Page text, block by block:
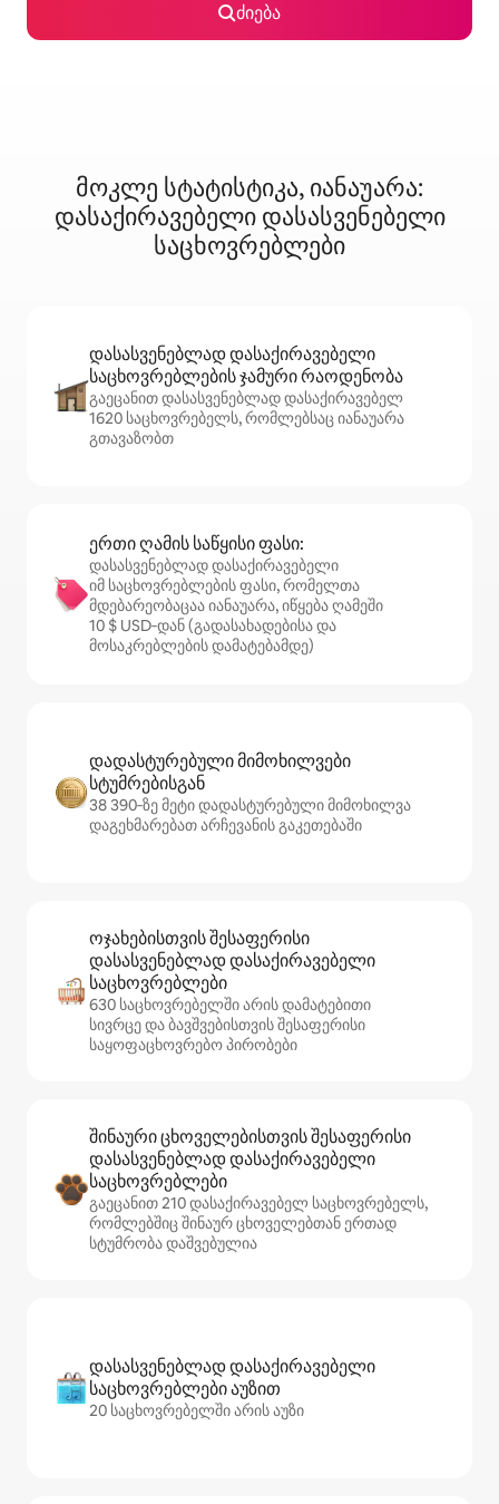
ძიება
მოკლე სტატისტიკა, იანაუარა:
დასაქირავებელი დასასვენებელი
საცხოვრებლები
დასასვენებლად დასაქირავებელი
საცხოვრებლების ჯამური რაოდენობა
გაეცანით დასასვენებლად დასაქირავებელ
1620 საცხოვრებელს, რომლებსაც იანაუარა
გთავაზობთ
ერთი ღამის საწყისი ფასი:
დასასვენებლად დასაქირავებელი
იმ საცხოვრებლების ფასი, რომელთა
მდებარეობაცაა იანაუარა, იწყება ღამეში
10 $ USD‑დან (გადასახადებისა და
მოსაკრებლების დამატებამდე)
დადასტურებული მიმოხილვები
სტუმრებისგან
38 390‑ზე მეტი დადასტურებული მიმოხილვა
დაგეხმარებათ არჩევანის გაკეთებაში
ოჯახებისთვის შესაფერისი
დასასვენებლად დასაქირავებელი
საცხოვრებლები
630 საცხოვრებელში არის დამატებითი
სივრცე და ბავშვებისთვის შესაფერისი
საყოფაცხოვრებო პირობები
შინაური ცხოველებისთვის შესაფერისი
დასასვენებლად დასაქირავებელი
საცხოვრებლები
გაეცანით 210 დასაქირავებელ საცხოვრებელს,
რომლებშიც შინაურ ცხოველებთან ერთად
სტუმრობა დაშვებულია
დასასვენებლად დასაქირავებელი
საცხოვრებლები აუზით
20 საცხოვრებელში არის აუზი